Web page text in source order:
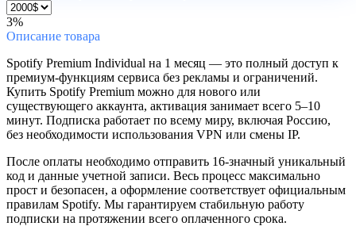
3%
Описание товара
Spotify Premium Individual на 1 месяц — это полный доступ к
премиум-функциям сервиса без рекламы и ограничений.
Купить Spotify Premium можно для нового или
существующего аккаунта, активация занимает всего 5–10
минут. Подписка работает по всему миру, включая Россию,
без необходимости использования VPN или смены IP.
После оплаты необходимо отправить 16-значный уникальный
код и данные учетной записи. Весь процесс максимально
прост и безопасен, а оформление соответствует официальным
правилам Spotify. Мы гарантируем стабильную работу
подписки на протяжении всего оплаченного срока.